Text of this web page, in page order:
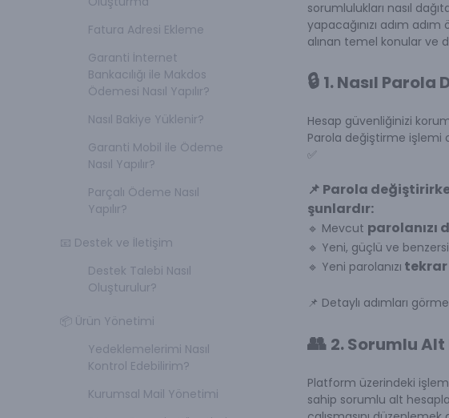
Fatura Adresi Ekleme
Garanti İnternet
Bankacılığı ile Makdos
Ödemesi Nasıl Yapılır?
Nasıl Bakiye Yüklenir?
Garanti Mobil ile Ödeme
Nasıl Yapılır?
Parçalı Ödeme Nasıl
Yapılır?
📧 Destek ve İletişim
Destek Talebi Nasıl
Oluşturulur?
📦 Ürün Yönetimi
Yedeklemelerimi Nasıl
Kontrol Edebilirim?
Kurumsal Mail Yönetimi
sorumlulukları nasıl
yapacağınızı adım
alınan temel konular ve
🔒 1. Nasıl
Hesap güvenliğinizi
Parola değiştirme işlemi
✅
📌 Parola
şunlardır:
🔹 Mevcut parolanızı
🔹 Yeni, güçlü ve
🔹 Yeni parolanızı
📌 Detaylı adımları
👥 2. Sorumlu Alt
Platform üzerindeki
sahip sorumlu alt